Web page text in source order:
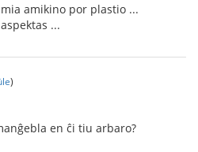
amikino por plastio ...
...
)
en ĉi tiu arbaro?